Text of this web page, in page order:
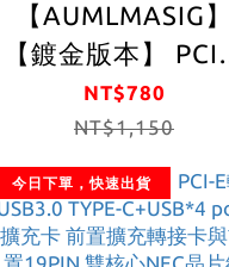
【AUMLMASIG】
【鍍金版本】
轉 鍍金接頭
TYPE-
7埠 擴充卡前置擴
轉接卡與前置
NT$780
NT$1,150
今日下單，快速出貨